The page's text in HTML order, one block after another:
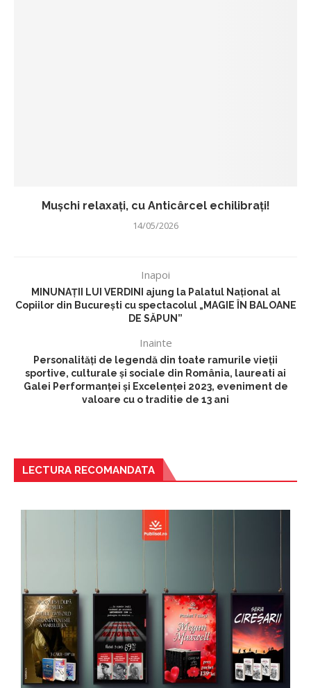
Mușchi relaxați, cu Anticârcel echilibrați!
14/05/2026
Inapoi
MINUNAȚII LUI VERDINI ajung la Palatul Național al
Copiilor din București cu spectacolul „MAGIE ÎN BALOANE
DE SĂPUN”
Inainte
Personalități de legendă din toate ramurile vieții
sportive, culturale și sociale din România, laureati ai
Galei Performanței și Excelenței 2023, eveniment de
valoare cu o traditie de 13 ani
LECTURA RECOMANDATA